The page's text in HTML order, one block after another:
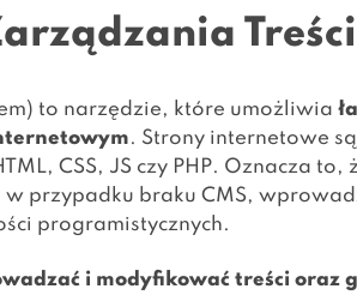
to narzędzie, które umożliwia
. Strony internetowe
CSS, JS czy PHP. Oznacza
przypadku braku CMS,
programistycznych.
i modyfikować treści oraz